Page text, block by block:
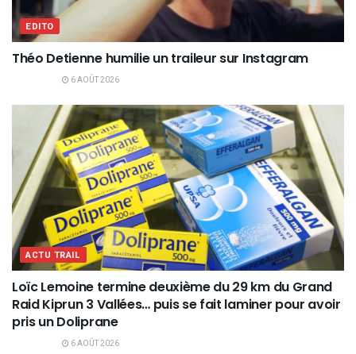
EDITO
Théo Detienne humilie un traileur sur Instagram
6 AOÛT 2026
ACTU TRAIL
Loïc Lemoine termine deuxième du 29 km du Grand
Raid Kiprun 3 Vallées… puis se fait laminer pour avoir
pris un Doliprane
6 AOÛT 2026